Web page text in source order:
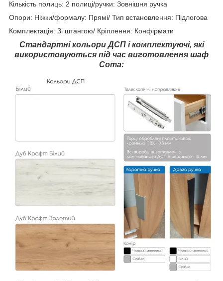
Кількість полиць: 2 полиці/ручки: Зовнішня ручка
Опори: Ніжки/формалу: Прямі/ Тип встановлення: Підлогова
Комплектація: Зі штангою/ Кріплення: Конфірмати
Стандартні кольори ДСП і комплектуючі, які
використовуються під час виготовлення шаф
Сота: